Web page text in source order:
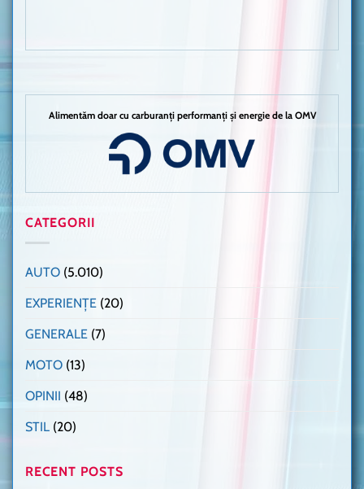
Alimentăm doar cu carburanți performanți și energie de la OMV
CATEGORII
AUTO (5.010)
EXPERIENȚE (20)
GENERALE (7)
MOTO (13)
OPINII (48)
STIL (20)
RECENT POSTS